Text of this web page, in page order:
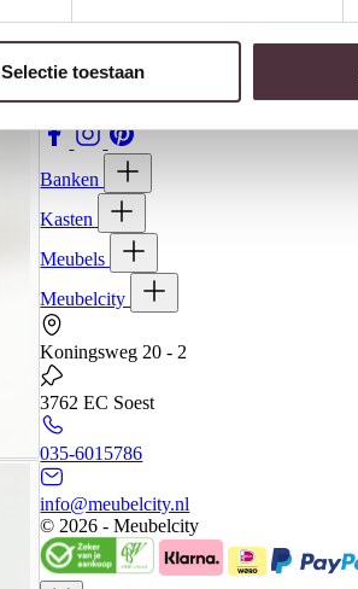
Selectie toestaan
Banken
Kasten
Meubels
Meubelcity
Koningsweg 20 - 2
3762 EC Soest
035-6015786
info@meubelcity.nl
© 2026 - Meubelcity